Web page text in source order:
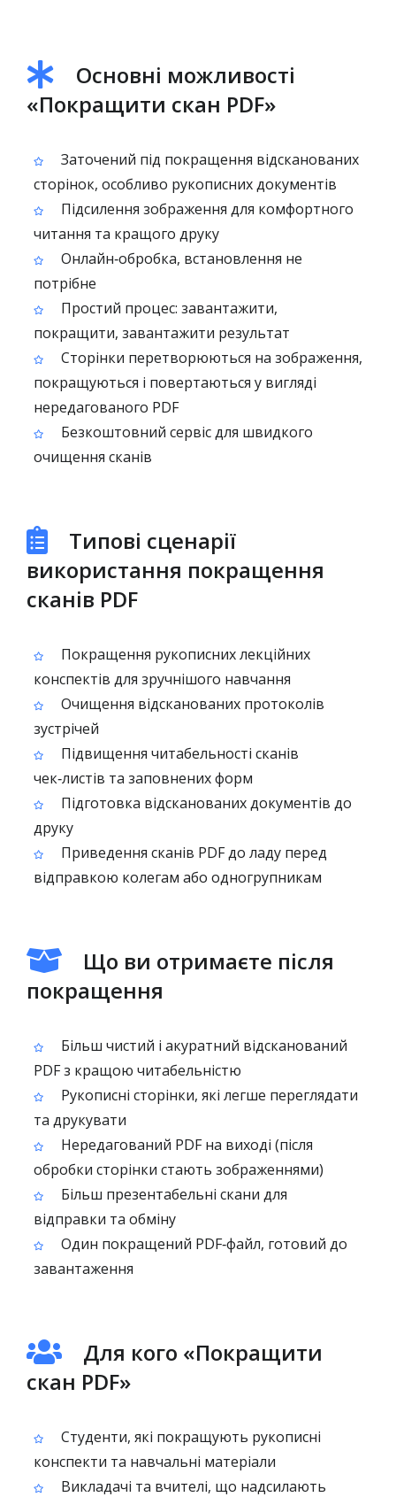
Основні можливості
«Покращити скан PDF»
Заточений під покращення відсканованих
сторінок, особливо рукописних документів
Підсилення зображення для комфортного
читання та кращого друку
Онлайн‑обробка, встановлення не
потрібне
Простий процес: завантажити,
покращити, завантажити результат
Сторінки перетворюються на зображення,
покращуються і повертаються у вигляді
нередагованого PDF
Безкоштовний сервіс для швидкого
очищення сканів
Типові сценарії
використання покращення
сканів PDF
Покращення рукописних лекційних
конспектів для зручнішого навчання
Очищення відсканованих протоколів
зустрічей
Підвищення читабельності сканів
чек‑листів та заповнених форм
Підготовка відсканованих документів до
друку
Приведення сканів PDF до ладу перед
відправкою колегам або одногрупникам
Що ви отримаєте після
покращення
Більш чистий і акуратний відсканований
PDF з кращою читабельністю
Рукописні сторінки, які легше переглядати
та друкувати
Нередагований PDF на виході (після
обробки сторінки стають зображеннями)
Більш презентабельні скани для
відправки та обміну
Один покращений PDF‑файл, готовий до
завантаження
Для кого «Покращити
скан PDF»
Студенти, які покращують рукописні
конспекти та навчальні матеріали
Викладачі та вчителі, що надсилають